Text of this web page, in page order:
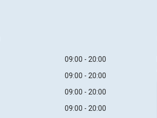
09:00
20:00
09:00
20:00
09:00
20:00
09:00
20:00